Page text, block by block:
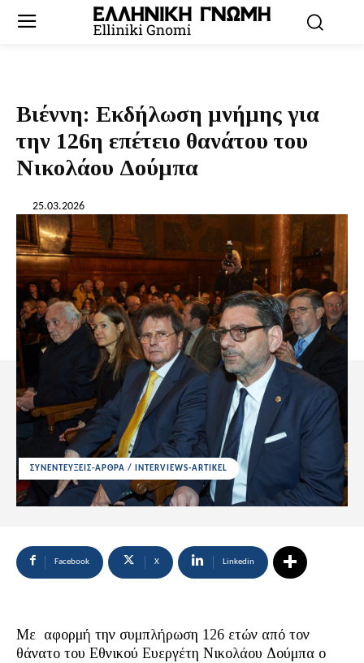
Βιέννη: Εκδήλωση μνήμης για
την 126η επέτειο θανάτου του
Νικολάου Δούμπα
25.03.2026
ΣΥΝΕΝΤΕΥΞΕΙΣ-ΑΡΘΡΑ / INTERVIEWS-ARTIKEL
Facebook X Linkedin
Με αφορμή την συμπλήρωση 126 ετών από τον
θάνατο του Εθνικού Ευεργέτη Νικολάου Δούμπα ο